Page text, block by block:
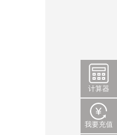
计算器
我要充值